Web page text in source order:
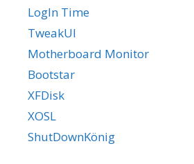
LogIn Time
TweakUI
Motherboard Monitor
Bootstar
XFDisk
XOSL
ShutDownKönig